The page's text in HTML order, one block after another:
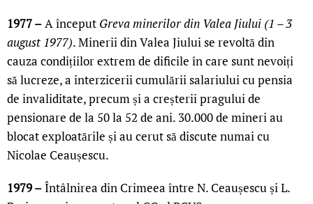
1977 –A început Greva minerilor din Valea Jiului (1 – 3
august 1977). Minerii din Valea Jiului se revoltă din
cauza condițiilor extrem de dificile în care sunt nevoiți
să lucreze, a interzicerii cumulării salariului cu pensia
de invaliditate, precum și a creșterii pragului de
pensionare de la 50 la 52 de ani. 30.000 de mineri au
blocat exploatările și au cerut să discute numai cu
Nicolae Ceaușescu.
1979 –Întâlnirea din Crimeea între N. Ceaușescu și L.